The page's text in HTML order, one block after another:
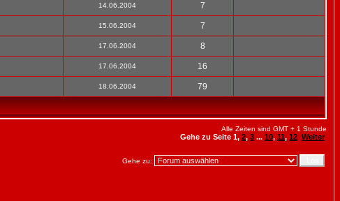
14.06.2004 7
15.06.2004 7
17.06.2004 8
17.06.2004 16
18.06.2004 79
Alle Zeiten sind GMT + 1 Stunde
Gehe zu Seite 1, 2, 3 ... 10, 11, 12 Weiter
Gehe zu: